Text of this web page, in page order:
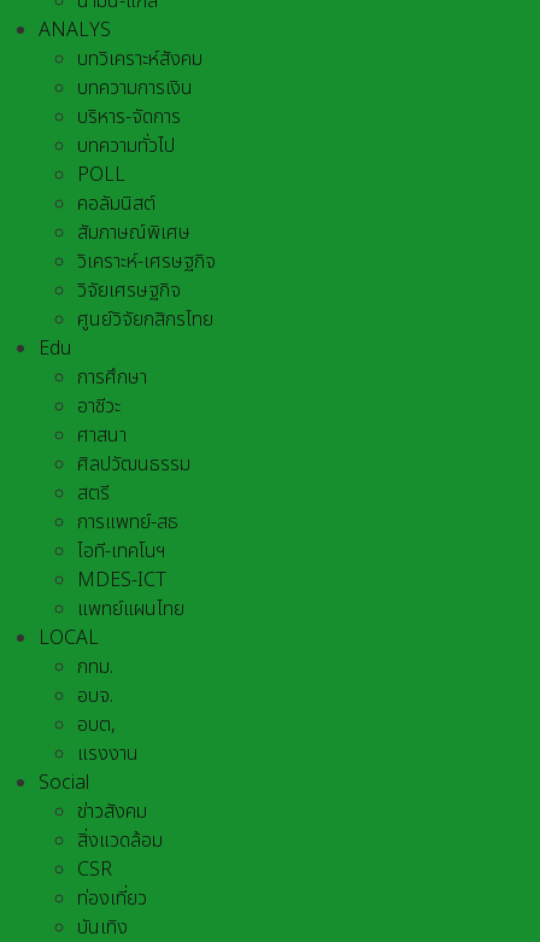
ANALYS
บทวิเคราะห์สังคม
บทความการเงิน
บริหาร-จัดการ
บทความทั่วไป
POLL
คอลัมนิสต์
สัมภาษณ์พิเศษ
วิเคราะห์-เศรษฐกิจ
วิจัยเศรษฐกิจ
ศูนย์วิจัยกสิกรไทย
Edu
การศึกษา
อาชีวะ
ศาสนา
ศิลปวัฒนธรรม
สตรี
การแพทย์-สธ
ไอที-เทคโนฯ
MDES-ICT
แพทย์แผนไทย
LOCAL
กทม.
อบจ.
อบต,
แรงงาน
Social
ข่าวสังคม
สิ่งแวดล้อม
CSR
ท่องเที่ยว
บันเทิง